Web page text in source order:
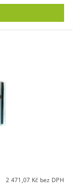
2 471,07 Kč bez DPH